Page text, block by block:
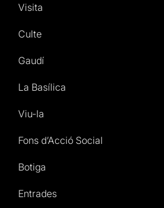
Visita
Culte
Gaudí
La Basílica
Viu-la
Fons d’Acció Social
Botiga
Entrades